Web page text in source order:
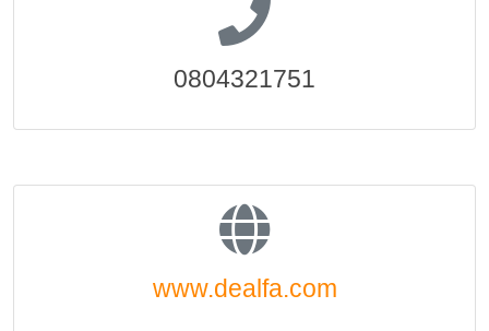
0804321751
www.dealfa.com